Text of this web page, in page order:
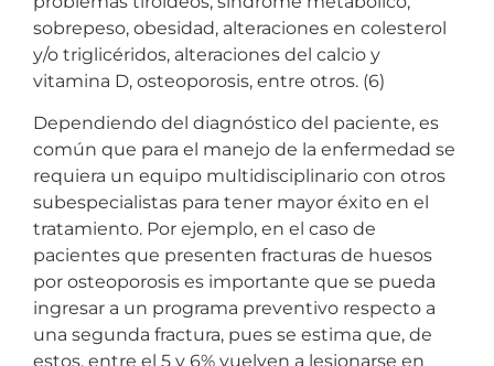
sobrepeso, obesidad, alteraciones en colesterol
y/o triglicéridos, alteraciones del calcio y
vitamina D, osteoporosis, entre otros. (6)
Dependiendo del diagnóstico del paciente, es
común que para el manejo de la enfermedad se
requiera un equipo multidisciplinario con otros
subespecialistas para tener mayor éxito en el
tratamiento. Por ejemplo, en el caso de
pacientes que presenten fracturas de huesos
por osteoporosis es importante que se pueda
ingresar a un programa preventivo respecto a
una segunda fractura, pues se estima que, de
estos, entre el 5 y 6% vuelven a lesionarse en